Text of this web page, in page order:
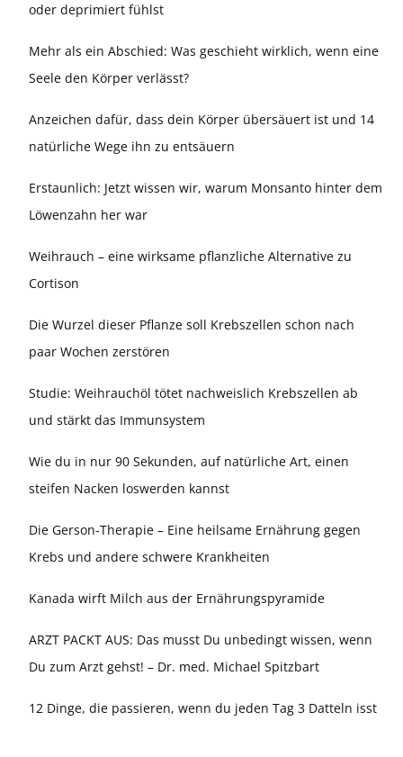
oder deprimiert fühlst
Mehr als ein Abschied: Was geschieht wirklich, wenn eine
Seele den Körper verlässt?
Anzeichen dafür, dass dein Körper übersäuert ist und 14
natürliche Wege ihn zu entsäuern
Erstaunlich: Jetzt wissen wir, warum Monsanto hinter dem
Löwenzahn her war
Weihrauch – eine wirksame pflanzliche Alternative zu
Cortison
Die Wurzel dieser Pflanze soll Krebszellen schon nach
paar Wochen zerstören
Studie: Weihrauchöl tötet nachweislich Krebszellen ab
und stärkt das Immunsystem
Wie du in nur 90 Sekunden, auf natürliche Art, einen
steifen Nacken loswerden kannst
Die Gerson-Therapie – Eine heilsame Ernährung gegen
Krebs und andere schwere Krankheiten
Kanada wirft Milch aus der Ernährungspyramide
ARZT PACKT AUS: Das musst Du unbedingt wissen, wenn
Du zum Arzt gehst! – Dr. med. Michael Spitzbart
12 Dinge, die passieren, wenn du jeden Tag 3 Datteln isst